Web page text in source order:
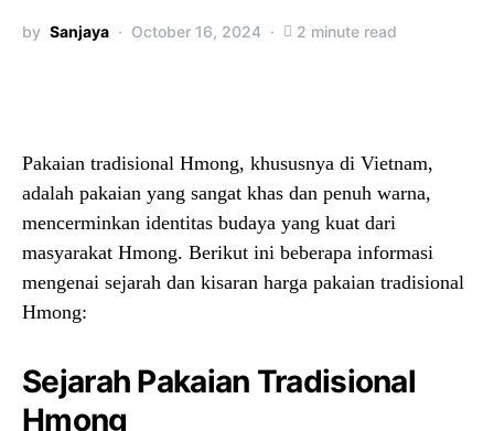
by Sanjaya October 16, 2024 2 minute read
Pakaian tradisional Hmong, khususnya di Vietnam,
adalah pakaian yang sangat khas dan penuh warna,
mencerminkan identitas budaya yang kuat dari
masyarakat Hmong. Berikut ini beberapa informasi
mengenai sejarah dan kisaran harga pakaian tradisional
Hmong:
Sejarah Pakaian Tradisional
Hmong